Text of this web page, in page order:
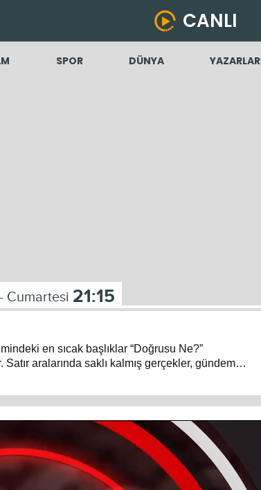
CANLI
SPOR DÜNYA YAZARLAR
- Cumartesi 21:15
en sıcak başlıklar “Doğrusu Ne?”
Satır aralarında saklı kalmış gerçekler, gündemin
ayrıntılar masaya yatırılıyor.